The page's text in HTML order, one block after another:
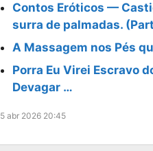
Contos Eróticos —
surra de palmadas.
A Massagem nos Pés
Porra Eu Virei Escravo
Devagar …
5 abr 2026 20:45